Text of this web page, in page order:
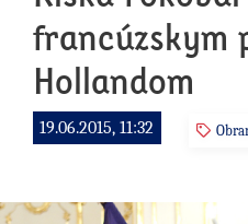
francúzskym
Hollandom
19.06.2015, 11:32